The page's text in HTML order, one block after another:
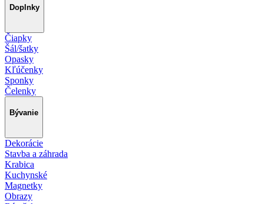
Doplnky
Čiapky
Šál/šatky
Opasky
Kľúčenky
Sponky
Čelenky
Bývanie
Dekorácie
Stavba a záhrada
Krabica
Kuchynské
Magnetky
Obrazy